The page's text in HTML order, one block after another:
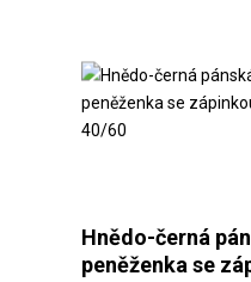
Hnědo-černá
peněženka se